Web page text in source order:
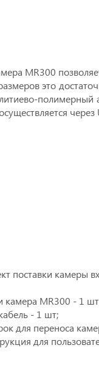
MR300
это
полимерный
через
поставки камеры
MR300 - 1
- 1 шт;
для переноса
для